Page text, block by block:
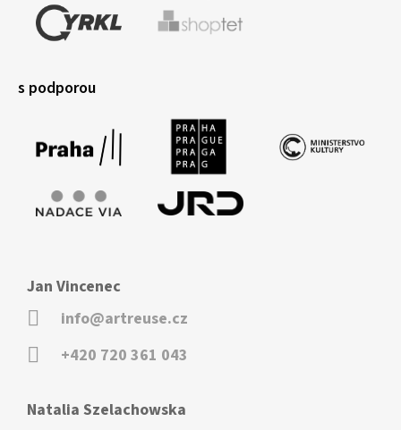
s podporou
Jan Vincenec
info@artreuse.cz
+420 720 361 043
Natalia Szelachowska